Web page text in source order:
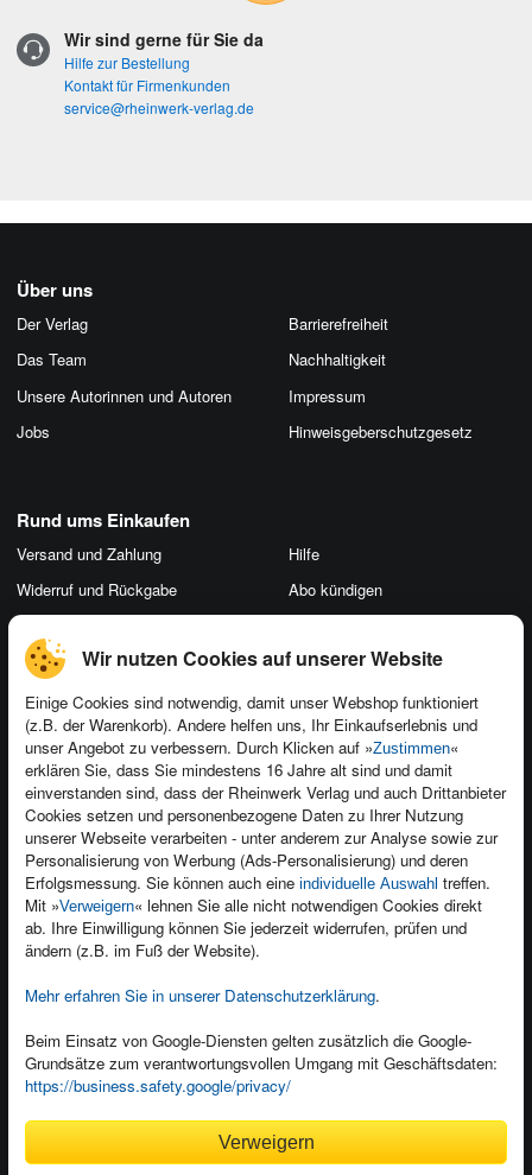
Wir nutzen Cookies auf unserer Website
Einige Cookies sind notwendig, damit unser Webshop funktioniert
(z.B. der Warenkorb). Andere helfen uns, Ihr Einkaufserlebnis und
unser Angebot zu verbessern. Durch Klicken auf »Zustimmen«
erklären Sie, dass Sie mindestens 16 Jahre alt sind und damit
einverstanden sind, dass der Rheinwerk Verlag und auch Drittanbieter
Cookies setzen und personenbezogene Daten zu Ihrer Nutzung
unserer Webseite verarbeiten - unter anderem zur Analyse sowie zur
Personalisierung von Werbung (Ads-Personalisierung) und deren
Erfolgsmessung. Sie können auch eine individuelle Auswahl treffen.
Mit »Verweigern« lehnen Sie alle nicht notwendigen Cookies direkt
ab. Ihre Einwilligung können Sie jederzeit widerrufen, prüfen und
ändern (z.B. im Fuß der Website).
Mehr erfahren Sie in unserer Datenschutzerklärung.
Beim Einsatz von Google-Diensten gelten zusätzlich die Google-
Grundsätze zum verantwortungsvollen Umgang mit Geschäftsdaten:
https://business.safety.google/privacy/
Verweigern
Wir sind gerne für Sie da
Hilfe zur Bestellung
Kontakt für Firmenkunden
service@rheinwerk-verlag.de
Über uns
Der Verlag
Das Team
Unsere Autorinnen und Autoren
Jobs
Barrierefreiheit
Nachhaltigkeit
Impressum
Hinweis­geber­schutz­gesetz
Kontakt
Newsletter
Für Unternehmen
Presseservice
Dozentenservice
Produktfeedback
Foreign Rights
Ein Buch schreiben
Rund ums Einkaufen
Versand und Zahlung
Widerruf und Rückgabe
AGB
Datenschutz
Hilfe
Abo kündigen
Kundenservice
Wir sind gerne für Sie da!
service@rheinwerk-verlag.de